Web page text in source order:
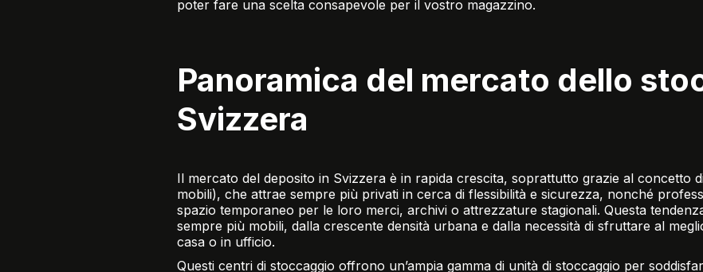
poter fare una scelta consapevole per il vostro magazzino.
Panoramica del mercato dello
Svizzera
Il mercato del deposito in Svizzera è in rapida crescita, soprattutto grazie al concetto
mobili), che attrae sempre più privati in cerca di flessibilità e sicurezza, nonché
spazio temporaneo per le loro merci, archivi o attrezzature stagionali. Questa
sempre più mobili, dalla crescente densità urbana e dalla necessità di sfruttare al
casa o in ufficio.
Questi centri di stoccaggio offrono un’ampia gamma di unità di stoccaggio per